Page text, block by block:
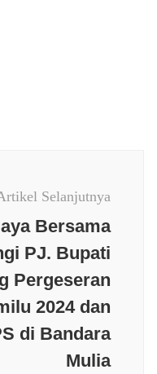
Selanjutnya
Bersama
PJ. Bupati
Pergeseran
2024 dan
di Bandara
Mulia